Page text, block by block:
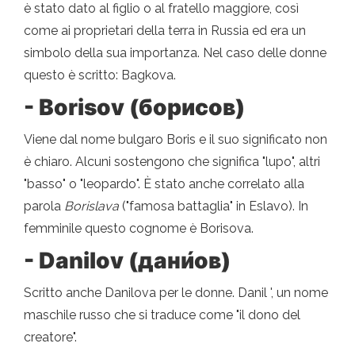
è stato dato al figlio o al fratello maggiore, così
come ai proprietari della terra in Russia ed era un
simbolo della sua importanza. Nel caso delle donne
questo è scritto: Bagkova.
- Borisov (борисов)
Viene dal nome bulgaro Boris e il suo significato non
è chiaro. Alcuni sostengono che significa "lupo", altri
"basso" o "leopardo". È stato anche correlato alla
parola Borislava ("famosa battaglia" in Eslavo). In
femminile questo cognome è Borisova.
- Danilov (дани́ов)
Scritto anche Danilova per le donne. Danil ', un nome
maschile russo che si traduce come "il dono del
creatore".